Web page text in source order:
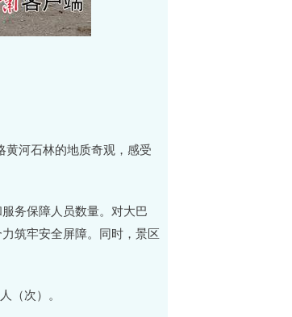
黄河石林的地质奇观，感受
务保障人员数量。对大巴
筑牢安全屏障。同时，景区
（次）。